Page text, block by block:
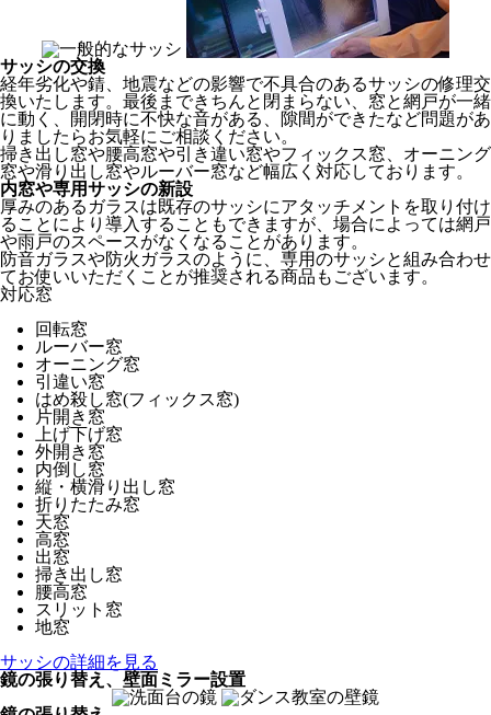
サッシの交換
経年劣化や錆、地震などの影響で不具合のあるサッシの修理交
換いたします。最後まできちんと閉まらない、窓と網戸が一緒
に動く、開閉時に不快な音がある、隙間ができたなど問題があ
りましたらお気軽にご相談ください。
掃き出し窓や腰高窓や引き違い窓やフィックス窓、オーニング
窓や滑り出し窓やルーバー窓など幅広く対応しております。
内窓や専用サッシの新設
厚みのあるガラスは既存のサッシにアタッチメントを取り付け
ることにより導入することもできますが、場合によっては網戸
や雨戸のスペースがなくなることがあります。
防音ガラスや防火ガラスのように、専用のサッシと組み合わせ
てお使いいただくことが推奨される商品もございます。
対応窓
回転窓
ルーバー窓
オーニング窓
引違い窓
はめ殺し窓(フィックス窓)
片開き窓
上げ下げ窓
外開き窓
内倒し窓
縦・横滑り出し窓
折りたたみ窓
天窓
高窓
出窓
掃き出し窓
腰高窓
スリット窓
地窓
サッシの詳細を見る
鏡の張り替え、壁面ミラー設置